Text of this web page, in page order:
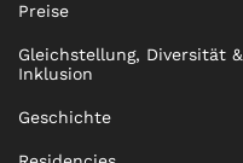
Preise
Gleichstellung, Diversität &
Inklusion
Geschichte